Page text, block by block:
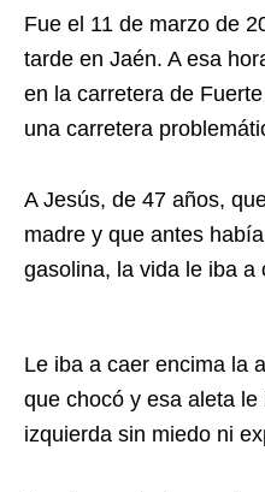
Fue el 11 de marzo de
tarde en Jaén. A esa
en la carretera de
una carretera
A Jesús, de 47 años,
madre y que antes
gasolina, la vida le iba a
Le iba a caer encima la
que chocó y esa aleta
izquierda sin miedo ni